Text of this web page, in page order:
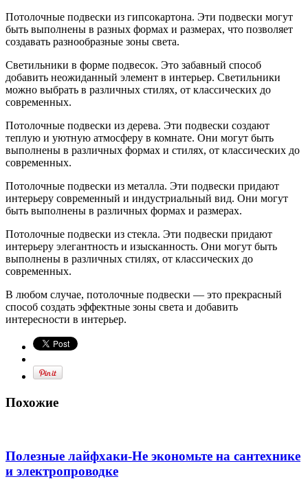
Потолочные подвески из гипсокартона. Эти подвески могут
быть выполнены в разных формах и размерах, что позволяет
создавать разнообразные зоны света.
Светильники в форме подвесок. Это забавный способ
добавить неожиданный элемент в интерьер. Светильники
можно выбрать в различных стилях, от классических до
современных.
Потолочные подвески из дерева. Эти подвески создают
теплую и уютную атмосферу в комнате. Они могут быть
выполнены в различных формах и стилях, от классических до
современных.
Потолочные подвески из металла. Эти подвески придают
интерьеру современный и индустриальный вид. Они могут
быть выполнены в различных формах и размерах.
Потолочные подвески из стекла. Эти подвески придают
интерьеру элегантность и изысканность. Они могут быть
выполнены в различных стилях, от классических до
современных.
В любом случае, потолочные подвески — это прекрасный
способ создать эффектные зоны света и добавить
интересности в интерьер.
Похожие
Полезные лайфхаки-Не экономьте на сантехнике
и электропроводке